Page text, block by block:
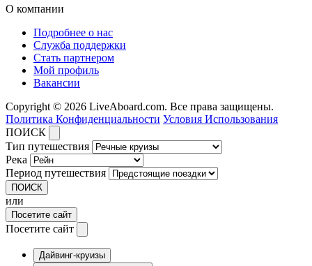
О компании
Подробнее о нас
Служба поддержки
Стать партнером
Мой профиль
Вакансии
Copyright © 2026 LiveAboard.com. Все права защищены.
Политика Конфиденциальности Условия Использования
ПОИСК
Тип путешествия
Река
Период путешествия
ПОИСК
или
Посетите сайт
Посетите сайт
Дайвинг-круизы